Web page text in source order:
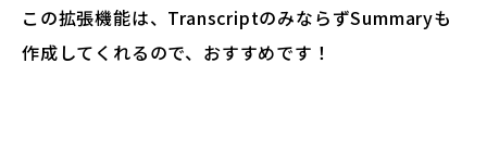
この拡張機能は、TranscriptのみならずSummaryも
作成してくれるので、おすすめです！